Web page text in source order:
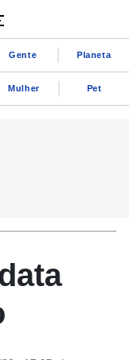
Gente Planeta
Mulher Pet